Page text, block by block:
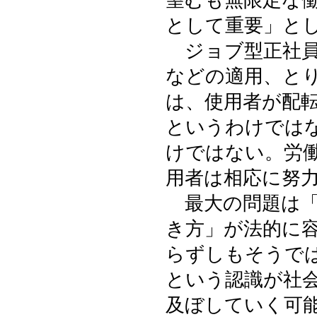
として重要」と
ジョブ型正社
などの適用、と
は、使用者が配
というわけでは
けではない。労
用者は相応に努
最大の問題は
き方」が法的に
らずしもそうで
という認識が社
及ぼしていく可